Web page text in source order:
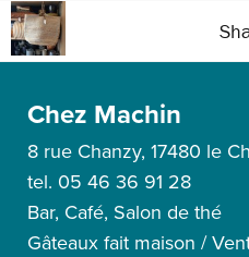
Chez Machin
8 rue Chanzy, 17480 le
tel. 05 46 36 91 28
Bar, Café, Salon de thé
Gâteaux fait maison /